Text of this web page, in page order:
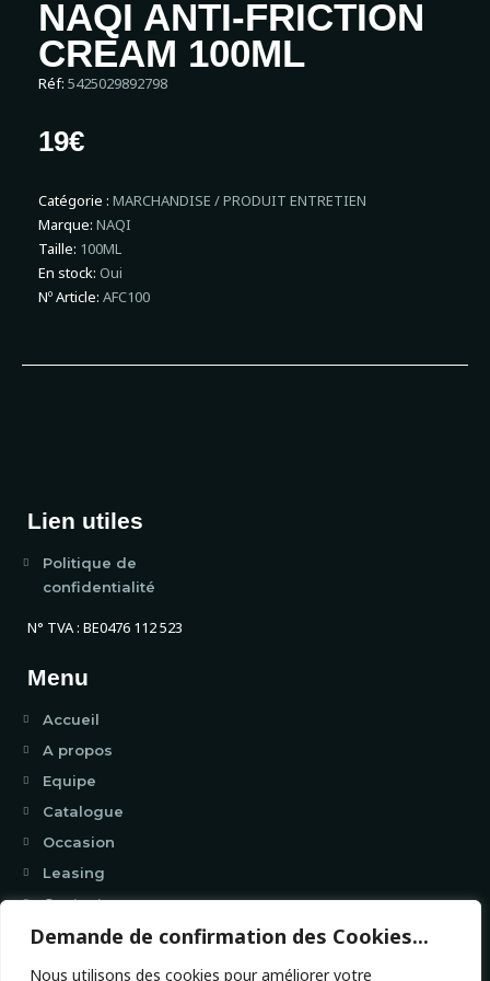
Demande de confirmation des Cookies...
Nous utilisons des cookies pour améliorer votre
NAQI ANTI-FRICTION
CREAM 100ML
Réf: 5425029892798
19€
Catégorie : MARCHANDISE / PRODUIT ENTRETIEN
Marque: NAQI
Taille: 100ML
En stock: Oui
Nº Article: AFC100
Lien utiles
Politique de
confidentialité
N° TVA : BE0476 112 523
Menu
Accueil
A propos
Equipe
Catalogue
Occasion
Leasing
Contact
Coordonnées